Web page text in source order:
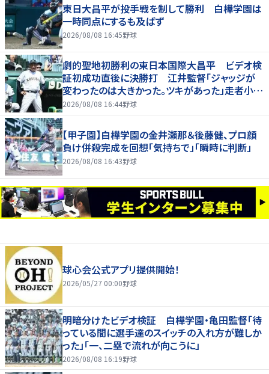
東日大昌平が投手戦を制して勝利 白樺学園は
一時同点にするも及ばず
2026/08/08 16:45野球
劇的聖地初勝利の東日本国際大昌平 ビデオ検
証初成功直後に決勝打 江井監督「ジャッジが
変わったのは大きかった。ツキがあった」走者小内
は「自信があってセーフになってくれと」
2026/08/08 16:44野球
【甲子園】白樺学園の金井瀬那＆後藤健、プロ顔
負け併殺完成を回想「気持ちで」「瞬時に判断」
2026/08/08 16:43野球
球心会公式アプリ提供開始！
2026/05/27 00:00野球
明暗分けたビデオ検証 白樺学園・亀田監督「待
っている間に選手達のスイッチの入れ方が難しか
った」「一、二塁で流れが向こうに」
2026/08/08 16:19野球